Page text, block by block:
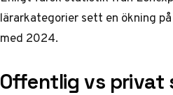
lärarkategorier sett en ökning
med 2024.
Offentlig vs privat